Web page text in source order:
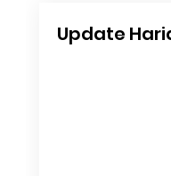
Update